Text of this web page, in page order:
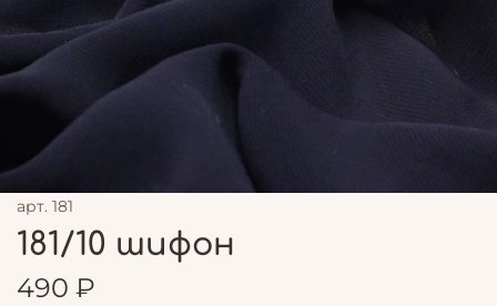
арт. 181
181/10 шифон
490 ₽